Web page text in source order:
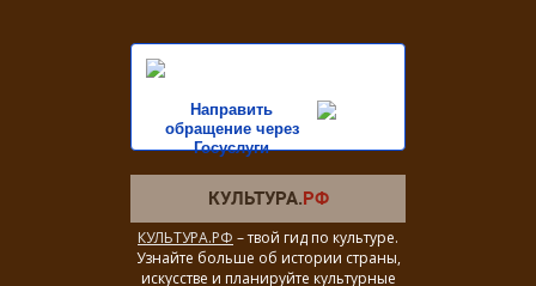
Направить
обращение через
Госуслуги
КУЛЬТУРА.РФ – твой гид по культуре.
Узнайте больше об истории страны,
искусстве и планируйте культурные